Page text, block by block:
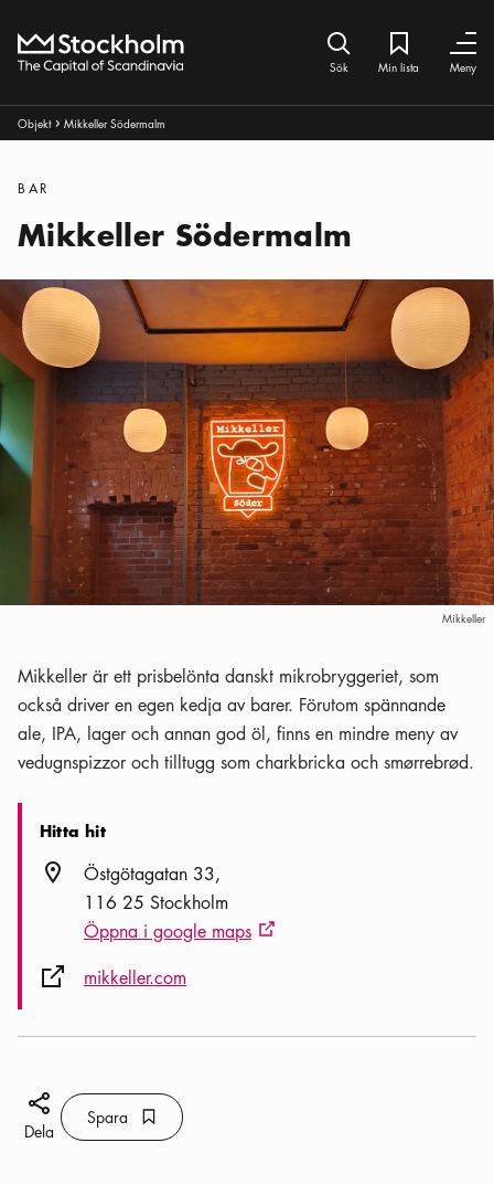
Hem
Sök ikon
Sök
Min lista
Bokmärke
Min lista Meny
Stäng
Brödsmulor:
ObjektPul ikon
Mikkeller Södermalm
Kategorier
BAR
Mikkeller Södermalm
Mikkeller
Mikkeller är ett prisbelönta danskt mikrobryggeriet, som
också driver en egen kedja av barer. Förutom spännande
ale, IPA, lager och annan god öl, finns en mindre meny av
vedugnspizzor och tilltugg som charkbricka och smørrebrød.
Hitta hit
Plats ikonÖstgötagatan 33
116 25 Stockholm
Öppna i google maps Extern ikon
Extern ikonmikkeller.com
Dela ikon
Dela
Spara Bokmärke ikon
Spara